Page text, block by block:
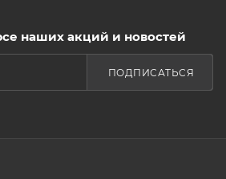
наших акций и новостей
ПОДПИСАТЬСЯ